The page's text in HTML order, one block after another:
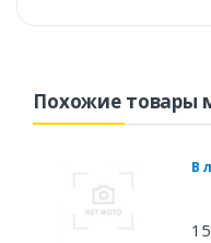
Похожие товары
В